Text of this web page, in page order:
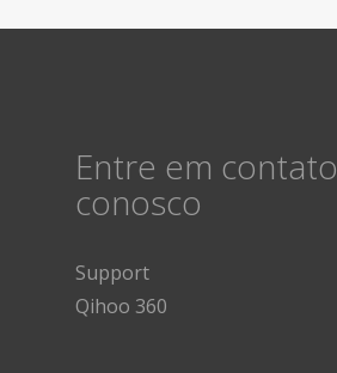
Entre em contato
conosco
Support
Qihoo 360